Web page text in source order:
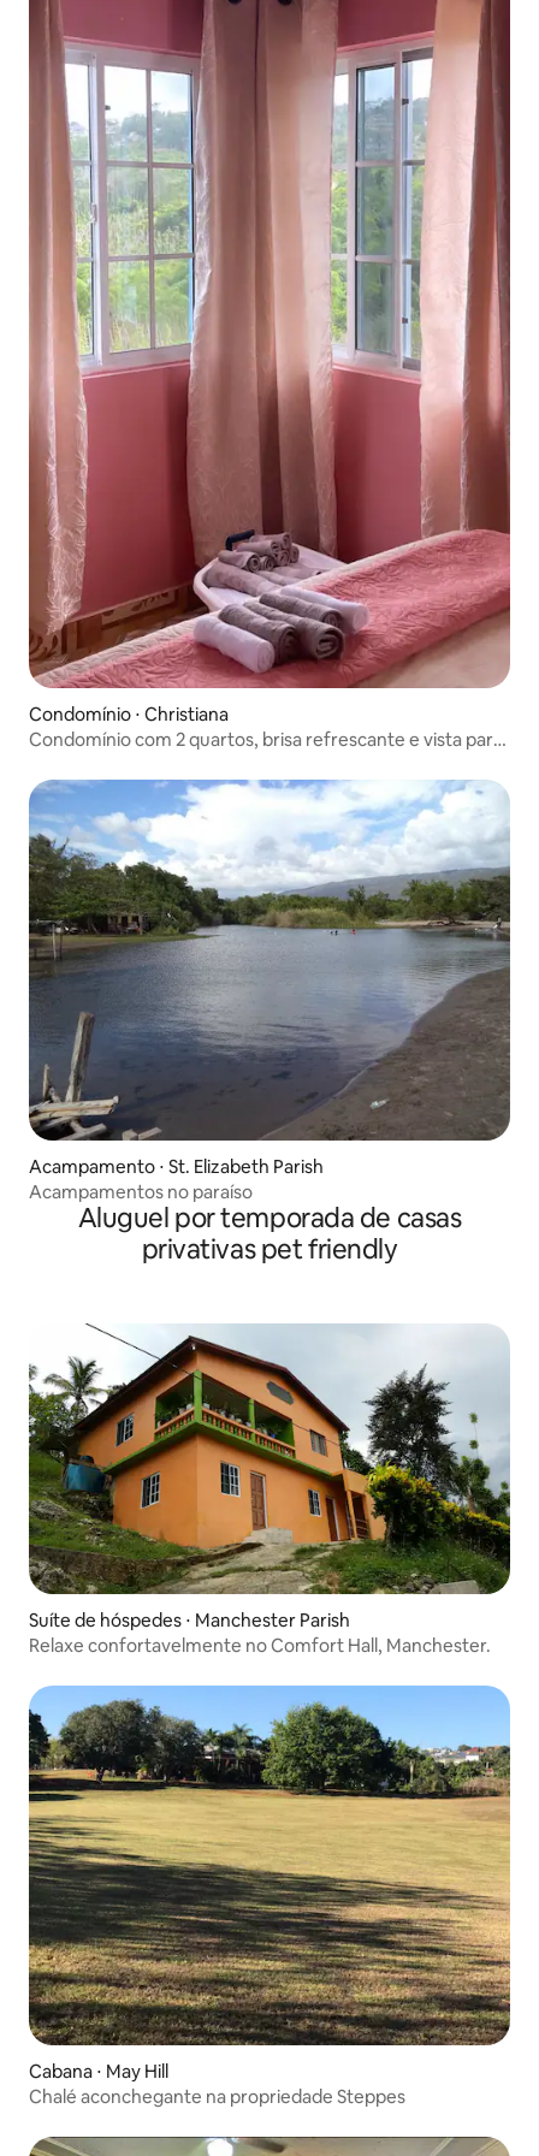
Condomínio ⋅ Christiana
Condomínio com 2 quartos, brisa refrescante e vista para
Acampamento ⋅ St. Elizabeth Parish
Acampamentos no paraíso
Aluguel por temporada de casas
privativas pet friendly
Suíte de hóspedes ⋅ Manchester Parish
Relaxe confortavelmente no Comfort Hall, Manchester.
Cabana ⋅ May Hill
Chalé aconchegante na propriedade Steppes